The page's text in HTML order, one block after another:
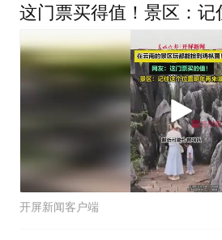
这门票买得值！景区：记
再来哦
开屏新闻客户端